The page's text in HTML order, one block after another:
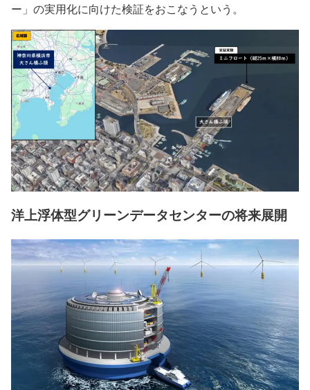
ー」の実用化に向けた検証をおこなうという。
洋上浮体型グリーンデータセンターの将来展開